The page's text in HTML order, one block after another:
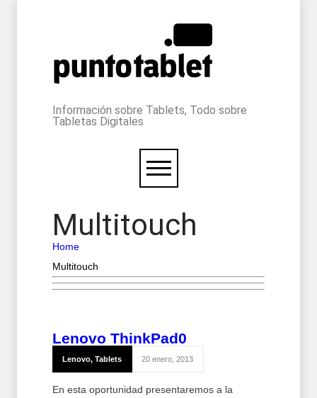
Información sobre Tablets, Todo sobre
Tabletas Digitales
Multitouch
Home
Multitouch
Lenovo ThinkPad0
Lenovo, Tablets 20 enero, 2013
En esta oportunidad presentaremos a la